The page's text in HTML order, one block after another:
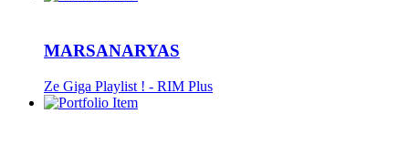
MARSANARYAS
Ze Giga Playlist ! - RIM Plus